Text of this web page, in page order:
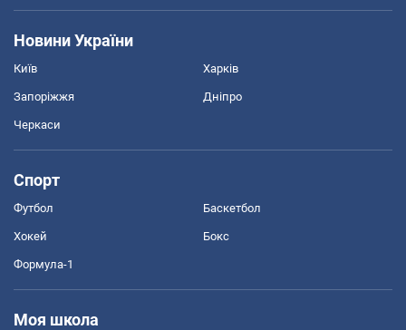
Новини України
Київ Харків
Запоріжжя Дніпро
Черкаси
Спорт
Футбол Баскетбол
Хокей Бокс
Формула-1
Моя школа